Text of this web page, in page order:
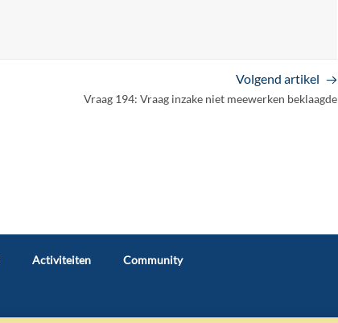
Volgend artikel
Vraag 194: Vraag inzake niet meewerken beklaagde
Activiteiten Community